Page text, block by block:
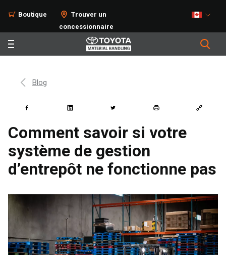
Boutique
Trouver un
concessionnaire
Blog
Comment savoir si votre
système de gestion
d’entrepôt ne fonctionne pas